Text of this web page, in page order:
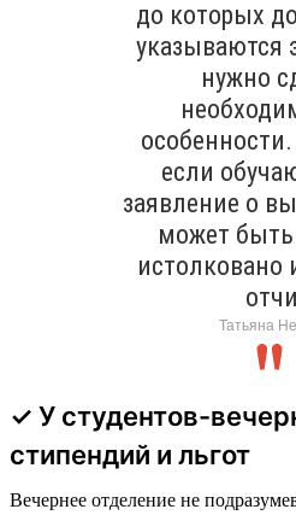
до которых
указываются
нужно
если
заявление о
может
истолковано
Татьяна
✓ У студентов-
стипендий и льгот
Вечернее отделение не